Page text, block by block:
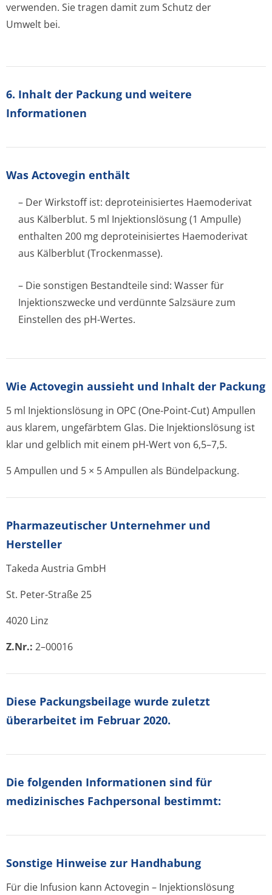
verwenden. Sie tragen damit zum Schutz der
Umwelt bei.
6. Inhalt der Packung und weitere
Informationen
Was Actovegin enthält
– Der Wirkstoff ist: deproteinisiertes Haemoderivat
aus Kälberblut. 5 ml Injektionslösung (1 Ampulle)
enthalten 200 mg deproteinisiertes Haemoderivat
aus Kälberblut (Trockenmasse).
– Die sonstigen Bestandteile sind: Wasser für
Injektionszwecke und verdünnte Salzsäure zum
Einstellen des pH-Wertes.
Wie Actovegin aussieht und Inhalt der Packung
5 ml Injektionslösung in OPC (One-Point-Cut) Ampullen
aus klarem, ungefärbtem Glas. Die Injektionslösung ist
klar und gelblich mit einem pH-Wert von 6,5–7,5.
5 Ampullen und 5 × 5 Ampullen als Bündelpackung.
Pharmazeutischer Unternehmer und
Hersteller
Takeda Austria GmbH
St. Peter-Straße 25
4020 Linz
Z.Nr.: 2–00016
Diese Packungsbeilage wurde zuletzt
überarbeitet im Februar 2020.
Die folgenden Informationen sind für
medizinisches Fachpersonal bestimmt:
Sonstige Hinweise zur Handhabung
Für die Infusion kann Actovegin – Injektionslösung